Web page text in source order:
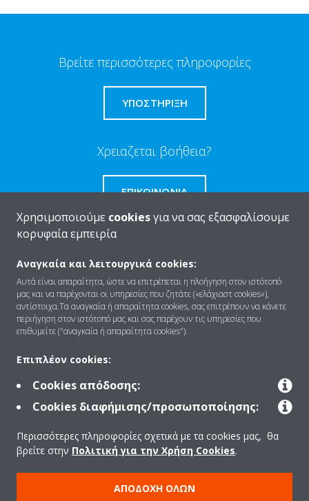
Βρείτε περισσότερες πληροφορίες
ΥΠΟΣΤΗΡΙΞΗ
Χρειαζεται βοήθεια?
ΕΠΙΚΟΙΝΩΝΊΑ
Ποιοι είμαστε
Λύσεις
Επικοινωνία
Products
Copyright © Daikin
Χρησιμοποιούμε cookiesγια να σας εξασφαλίσουμε
κορυφαία εμπειρία
Αναγκαία και λειτουργικά cookies:
Αυτά είναι απαραίτητα, ώστε να επιτρέπεται η πλοήγηση στον ιστότοπό
μας και να παρέχονται οι υπηρεσίες που ζητάτε («ελάχιαστ cookies»),
αντίστοιχα.Τα αναγκαία ή απαραίτητα cookies, σας επιτρέπουν να κάνετε
περιήγηση στον ιστότοπό μας και σας παρέχουν τις υπηρεσίες που
επιθυμείτε ("αναγκαία ή απαραίτητα cookies").
Επιπλέον cookies:
Cookies απόδοσης:
Cookies διαφήμισης/προσωποποίησης:
Περισσότερες πληροφορίες σχετικά με τα cookies μας, θα
βρείτε στην Πολιτική για την Χρήση Cookies.
ΑΠΟΔΟΧΉ ΌΛΩΝ